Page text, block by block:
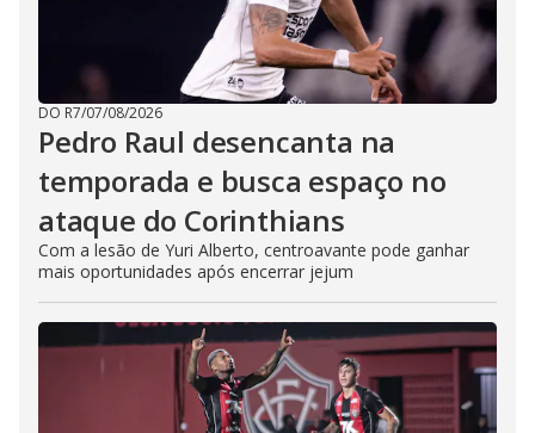
DO R7/07/08/2026
Pedro Raul desencanta na
temporada e busca espaço no
ataque do Corinthians
Com a lesão de Yuri Alberto, centroavante pode ganhar
mais oportunidades após encerrar jejum